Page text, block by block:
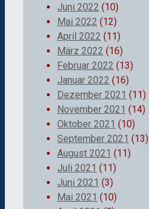
Juni 2022 (10)
Mai 2022 (12)
April 2022 (11)
März 2022 (16)
Februar 2022 (13)
Januar 2022 (16)
Dezember 2021 (11)
November 2021 (14)
Oktober 2021 (10)
September 2021 (13)
August 2021 (11)
Juli 2021 (11)
Juni 2021 (3)
Mai 2021 (10)